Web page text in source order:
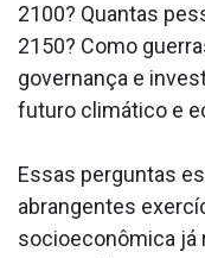
2100? Quantas
2150? Como
governança e
futuro climático e
Essas perguntas
abrangentes
socioeconômica já